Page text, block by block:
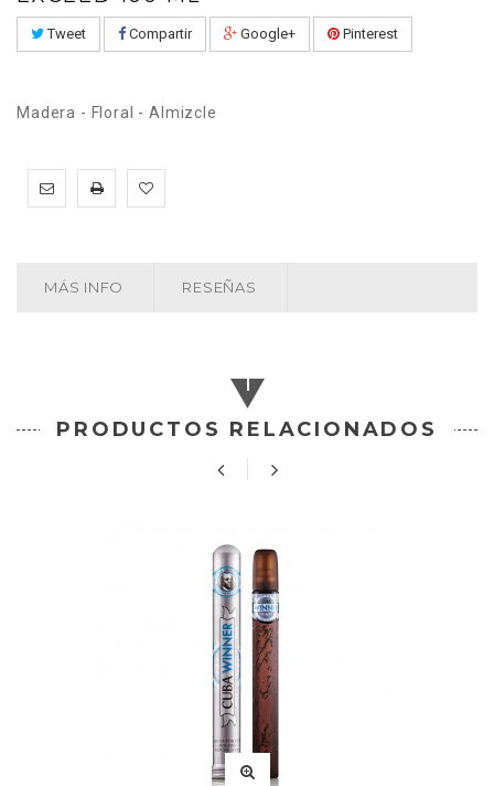
Tweet Compartir Google+ Pinterest
Madera - Floral - Almizcle
MÁS INFO RESEÑAS
PRODUCTOS RELACIONADOS